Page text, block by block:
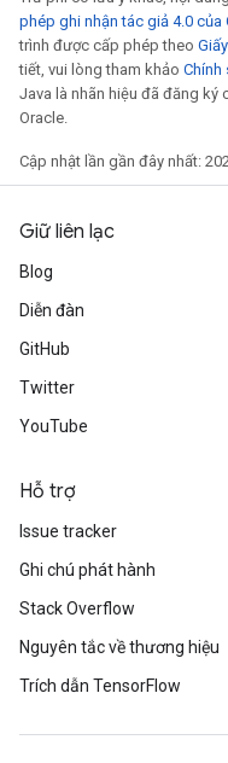
phép ghi nhận tác giả 4.0 của
trình được cấp phép theo
tiết, vui lòng tham khảo Chính
Java là nhãn hiệu đã đăng ký
Oracle.
Cập nhật lần gần đây nhất:
Giữ liên lạc
Blog
Diễn đàn
GitHub
Twitter
YouTube
Hỗ trợ
Issue tracker
Ghi chú phát hành
Stack Overflow
Nguyên tắc về thương hiệu
Trích dẫn TensorFlow